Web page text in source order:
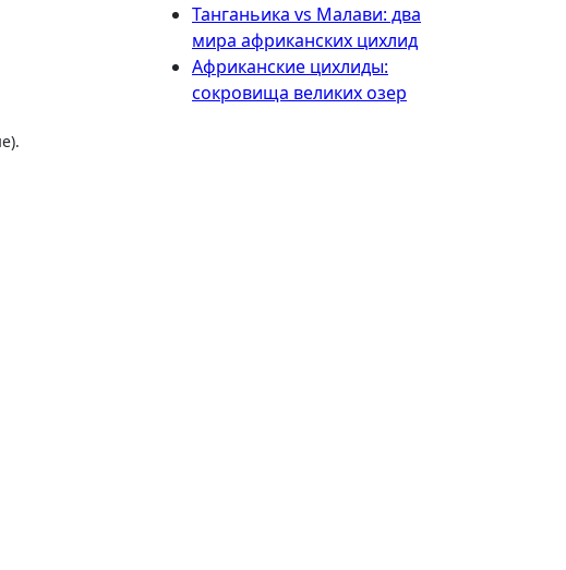
Танганьика vs Малави: два
мира африканских цихлид
Африканские цихлиды:
сокровища великих озер